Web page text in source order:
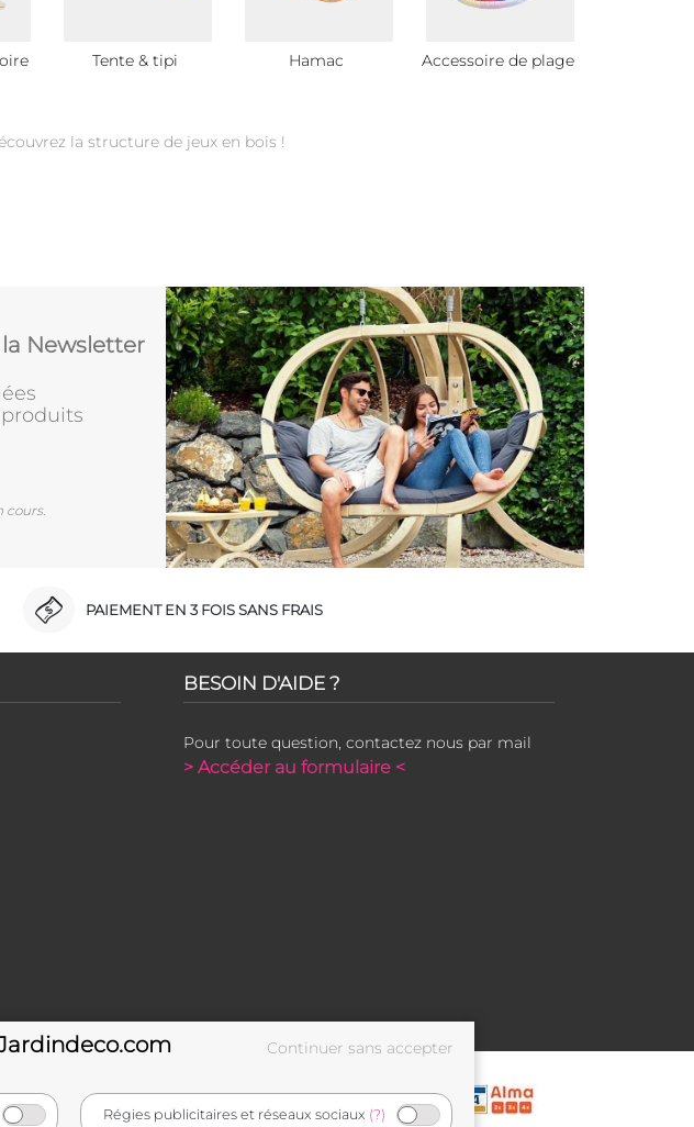
Tente & tipi Hamac Accessoire de plage
la structure de jeux en bois !
Newsletter
cours.
PAIEMENT EN 3 FOIS SANS FRAIS
BESOIN D'AIDE ?
Pour toute question, contactez nous par mail
> Accéder au formulaire <
français
Régies publicitaires et réseaux sociaux (?)